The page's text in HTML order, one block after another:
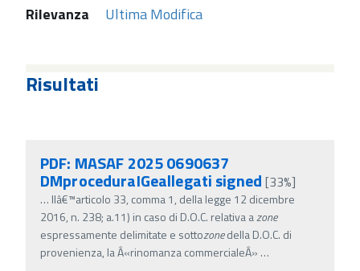
Rilevanza Ultima Modifica
Risultati
PDF: MASAF 2025 0690637
DMproceduraIGeallegati signed [33%]
… llâ€™articolo 33, comma 1, della legge 12 dicembre
2016, n. 238; a.11) in caso di D.O.C. relativa azone
espressamente delimitate e sottozonedella D.O.C. di
provenienza, la Â«rinomanza commercialeÂ» …